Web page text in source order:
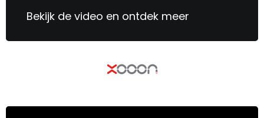
Bekijk de video en ontdek meer